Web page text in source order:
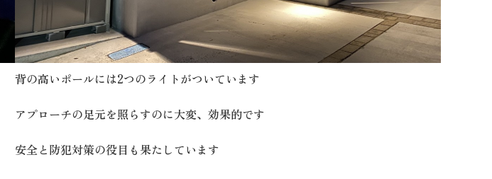
背の高いポールには2つのライトがついています
アプローチの足元を照らすのに大変、効果的です
安全と防犯対策の役目も果たしています